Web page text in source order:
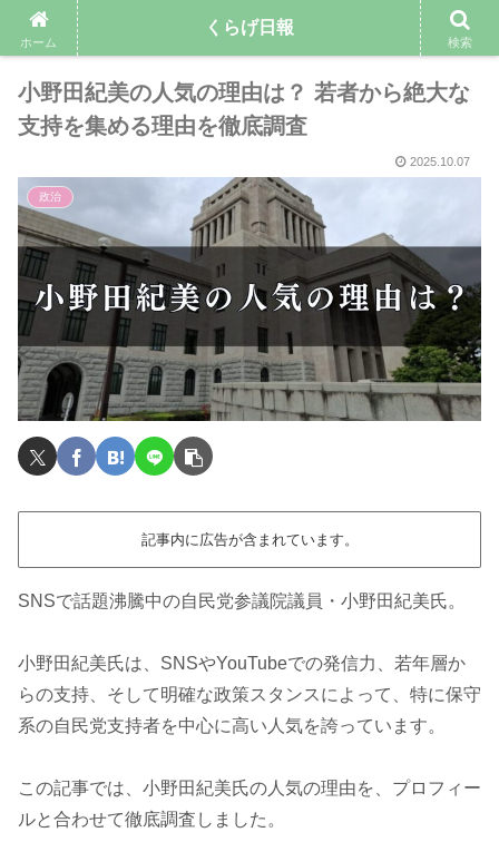
小野田紀美の人気の理由は？ 若者から絶大な
支持を集める理由を徹底調査
2025.10.07
政治
記事内に広告が含まれています。
SNSで話題沸騰中の自民党参議院議員・小野田紀美氏。
小野田紀美氏は、SNSやYouTubeでの発信力、若年層か
らの支持、そして明確な政策スタンスによって、特に保守
系の自民党支持者を中心に高い人気を誇っています。
この記事では、小野田紀美氏の人気の理由を、プロフィー
ルと合わせて徹底調査しました。
ホーム
くらげ日報
検索